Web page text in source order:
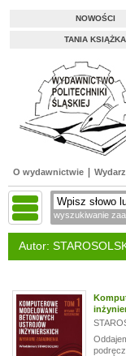
NOWOŚCI
TANIA KSIĄŻKA
O wydawnictwie
wyszukiwanie
Autor: